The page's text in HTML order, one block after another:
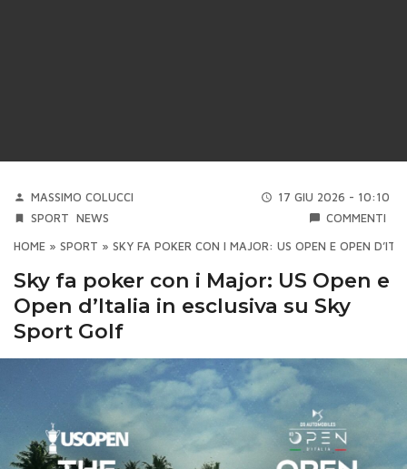
MASSIMO COLUCCI
17 GIU 2026 - 10:10
SPORT
NEWS COMMENTI
HOME » SPORT » SKY FA POKER CON I MAJOR: US OPEN E OPEN
Sky fa poker con i Major: US Open e
Open d’Italia in esclusiva su Sky
Sport Golf